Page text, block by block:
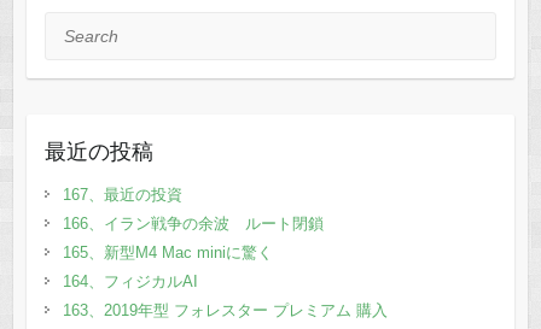
Search
最近の投稿
167、最近の投資
166、イラン戦争の余波 ルート閉鎖
165、新型M4 Mac miniに驚く
164、フィジカルAI
163、2019年型 フォレスター プレミアム 購入